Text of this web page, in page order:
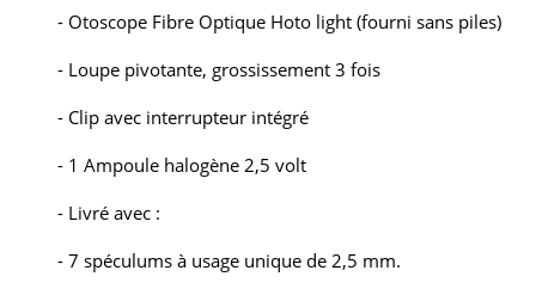
- Otoscope Fibre Optique Hoto light (fourni sans piles)
- Loupe pivotante, grossissement 3 fois
- Clip avec interrupteur intégré
- 1 Ampoule halogène 2,5 volt
- Livré avec :
- 7 spéculums à usage unique de 2,5 mm.